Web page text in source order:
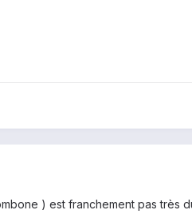
) est franchement pas très